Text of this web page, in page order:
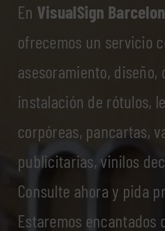
En VisualSign
ofrecemos un servicio
asesoramiento, diseño,
instalación de rótulos,
corpóreas, pancartas,
publicitarias, vinilos
Consulte ahora y pida
Estaremos encantados